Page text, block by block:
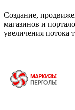
Создание,
магазинов и
увеличения потока